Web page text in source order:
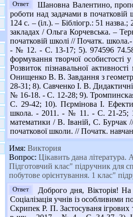
Ответ
Шановна Валентино,
роботи над задачами в
124 с. – (іл.). – Бібліогр.: 51
закладах / Ольга Корчевська. –
початковій школі // Початк.
- № 12. - С. 13-17; 5). 974596 74.58
формування творчої
Розвиток пізнавальної
Онищенко В. В. Завдання з
28-31; 8). Савченко І. В. Дидактичні
№ 16-18. - С. 12-28; 9).
С. 29-42; 10). Пєрмінова І.
школа. - 2011. - № 11. - С. 21-25;
математики / В. Іваній, С. Бурчак
початкової школи. // Початк.
Имя: Виктория
Вопрос: Цікавить дана література.
Підготовчий клас" підручник для
побутове орієнтування. 1 клас"
Ответ
Доброго дня, Вікторія!
Соціалізація учнів із
Скрипек Р. П. Застосуваня ігрових